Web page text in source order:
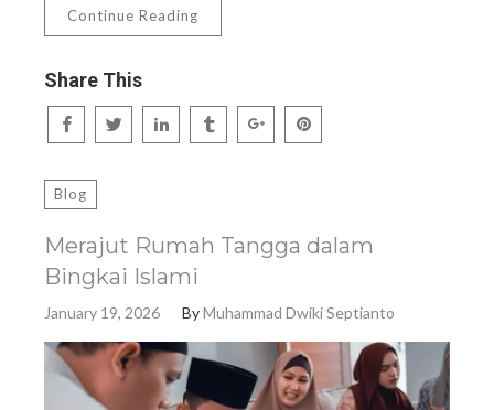
Continue Reading
Share This
Blog
Merajut Rumah Tangga dalam
Bingkai Islami
January 19, 2026 ByMuhammad Dwiki Septianto